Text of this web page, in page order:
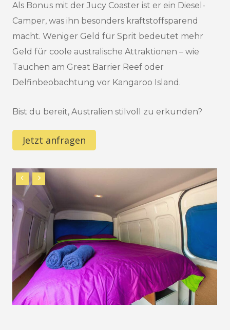
Als Bonus mit der Jucy Coaster ist er ein Diesel-
Camper, was ihn besonders kraftstoffsparend
macht. Weniger Geld für Sprit bedeutet mehr
Geld für coole australische Attraktionen – wie
Tauchen am Great Barrier Reef oder
Delfinbeobachtung vor Kangaroo Island.
Bist du bereit, Australien stilvoll zu erkunden?
Jetzt anfragen